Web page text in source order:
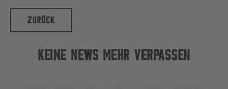
ZURÜCK
KEINE NEWS MEHR VERPASSEN